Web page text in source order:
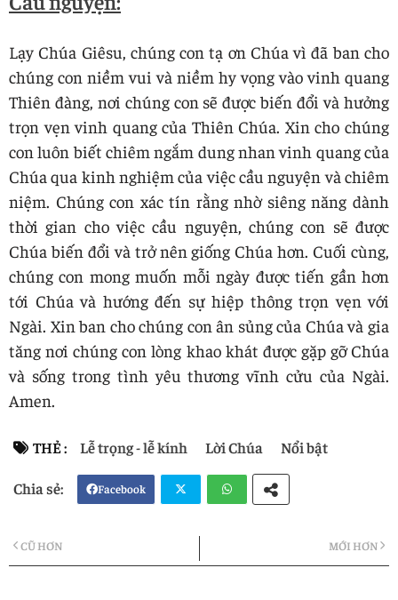
Lạy Chúa Giêsu, chúng con tạ ơn Chúa vì đã ban cho
chúng con niềm vui và niềm hy vọng vào vinh quang
Thiên đàng, nơi chúng con sẽ được biến đổi và hưởng
trọn vẹn vinh quang của Thiên Chúa. Xin cho chúng
con luôn biết chiêm ngắm dung nhan vinh quang của
Chúa qua kinh nghiệm của việc cầu nguyện và chiêm
niệm. Chúng con xác tín rằng nhờ siêng năng dành
thời gian cho việc cầu nguyện, chúng con sẽ được
Chúa biến đổi và trở nên giống Chúa hơn. Cuối cùng,
chúng con mong muốn mỗi ngày được tiến gần hơn
tới Chúa và hướng đến sự hiệp thông trọn vẹn với
Ngài. Xin ban cho chúng con ân sủng của Chúa và gia
tăng nơi chúng con lòng khao khát được gặp gỡ Chúa
và sống trong tình yêu thương vĩnh cửu của Ngài.
Amen.
THẺ : Lễ trọng - lễ kính Lời Chúa Nổi bật
Facebook
MỚI HƠN
CŨ HƠN